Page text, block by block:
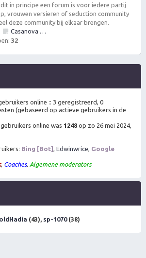
in principe een forum is voor iedere partij
vrouwen versieren of seduction community
deze community bij elkaar brengen.
Casanova Bootcamp Forum
32
online :: 3 geregistreerd, 0
(gebaseerd op actieve gebruikers in de
online was 1248 op zo 26 mei 2024,
Bing [Bot] , Edwinwrice, Google
, Coaches, Algemene moderators
(43), sp-1070(38)